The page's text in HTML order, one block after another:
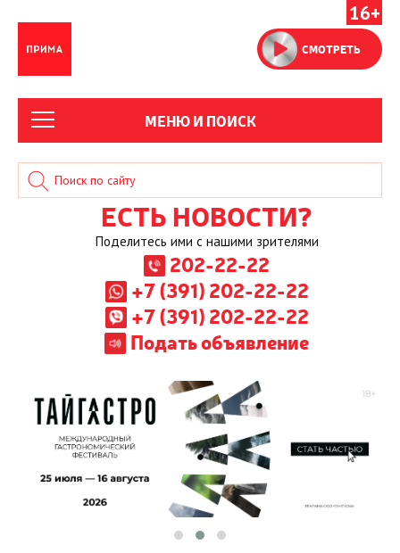
16+
СМОТРЕТЬ
МЕНЮ И ПОИСК
ЕСТЬ НОВОСТИ?
Поделитесь ими с нашими зрителями
202-22-22
+7 (391) 202-22-22
+7 (391) 202-22-22
Подать объявление